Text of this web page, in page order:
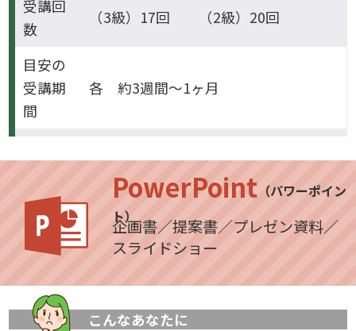
受講回
数
（3級）17回 （2級）20回
目安の
受講期
間
各 約3週間～1ヶ月
PowerPoint （パワーポイン
ト）
企画書／提案書／プレゼン資料／
スライドショー
こんなあなたに